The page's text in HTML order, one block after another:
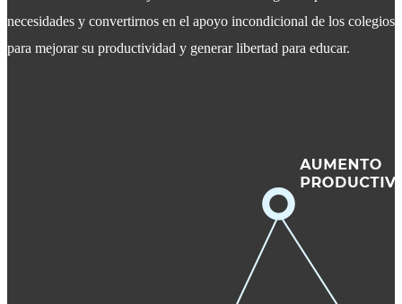
necesidades y convertirnos en el apoyo incondicional de los colegios
para mejorar su productividad y generar libertad para educar.